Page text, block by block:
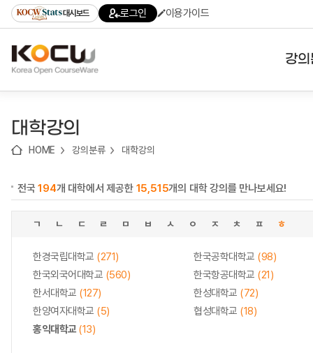
기
기
기
content)
가
대시보드 로그인 이용가이드
강
대학강의
HOME 강의분류 대학강의
전국194개 대학에서 제공한 15,515개의 대학 강의를 만나보세요!
ㄱ ㄴ ㄷ ㄹ ㅁ ㅂ ㅅ ㅇ ㅈ ㅊ ㅍ ㅎ
한경국립대학교 (271) 한국공학대학교 (98)
한국외국어대학교 (560) 한국항공대학교 (21)
한서대학교 (127) 한성대학교 (72)
한양여자대학교 (5) 협성대학교 (18)
홍익대학교(13)